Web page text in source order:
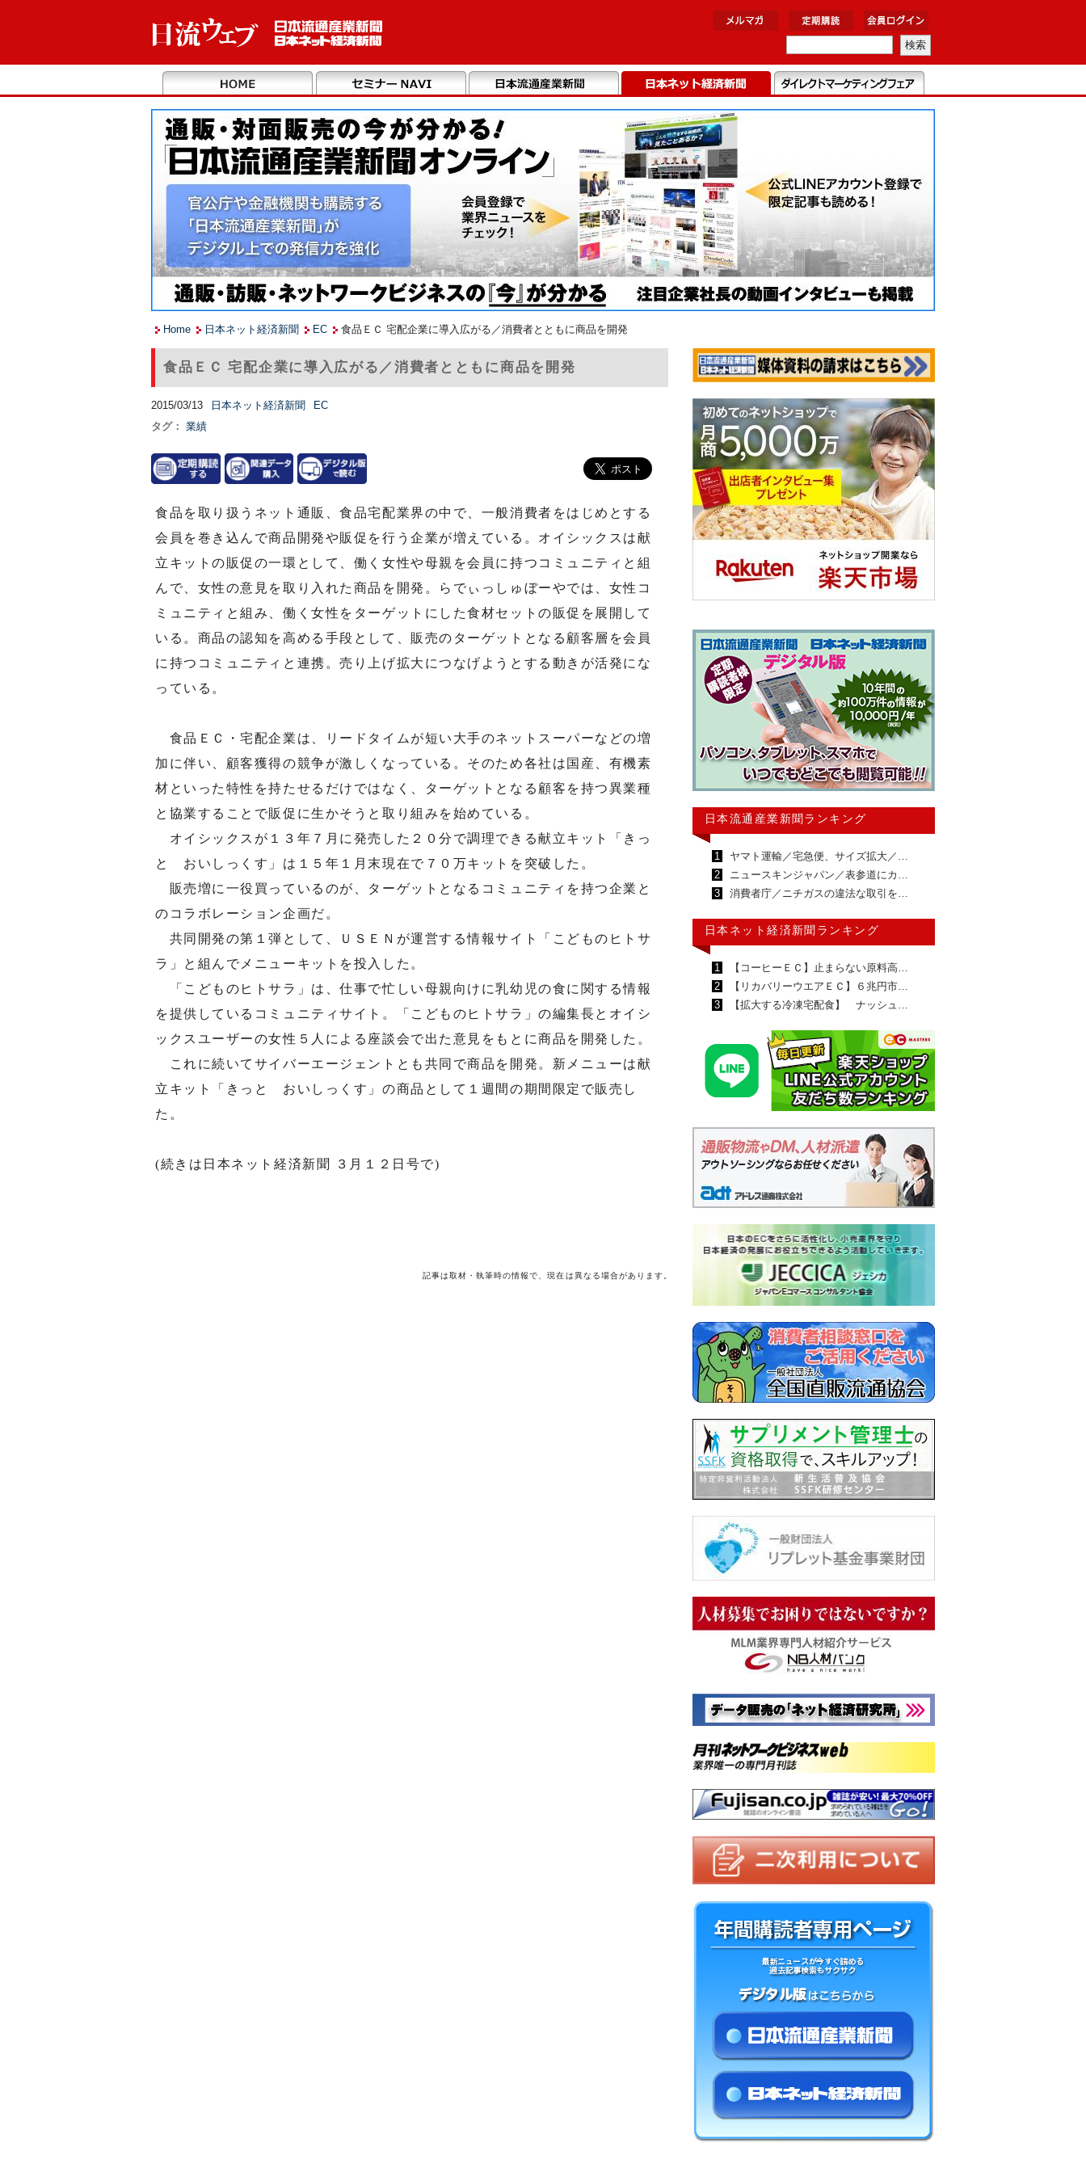
Home 日本ネット経済新聞 EC 食品ＥＣ 宅配企業に導入広がる／消費者とともに商品を開発
食品ＥＣ 宅配企業に導入広がる／消費者とともに商品を開発
2015/03/13 日本ネット経済新聞
EC
タグ： 業績
食品を取り扱うネット通販、食品宅配業界の中で、一般消費者をはじめとする
会員を巻き込んで商品開発や販促を行う企業が増えている。オイシックスは献
立キットの販促の一環として、働く女性や母親を会員に持つコミュニティと組
んで、女性の意見を取り入れた商品を開発。らでぃっしゅぼーやでは、女性コ
ミュニティと組み、働く女性をターゲットにした食材セットの販促を展開して
いる。商品の認知を高める手段として、販売のターゲットとなる顧客層を会員
に持つコミュニティと連携。売り上げ拡大につなげようとする動きが活発にな
っている。
食品ＥＣ・宅配企業は、リードタイムが短い大手のネットスーパーなどの増
加に伴い、顧客獲得の競争が激しくなっている。そのため各社は国産、有機素
材といった特性を持たせるだけではなく、ターゲットとなる顧客を持つ異業種
と協業することで販促に生かそうと取り組みを始めている。
オイシックスが１３年７月に発売した２０分で調理できる献立キット「きっ
と おいしっくす」は１５年１月末現在で７０万キットを突破した。
販売増に一役買っているのが、ターゲットとなるコミュニティを持つ企業と
のコラボレーション企画だ。
共同開発の第１弾として、ＵＳＥＮが運営する情報サイト「こどものヒトサ
ラ」と組んでメニューキットを投入した。
「こどものヒトサラ」は、仕事で忙しい母親向けに乳幼児の食に関する情報
を提供しているコミュニティサイト。「こどものヒトサラ」の編集長とオイシ
ックスユーザーの女性５人による座談会で出た意見をもとに商品を開発した。
これに続いてサイバーエージェントとも共同で商品を開発。新メニューは献
立キット「きっと おいしっくす」の商品として１週間の期間限定で販売し
た。
(続きは日本ネット経済新聞 ３月１２日号で)
記事は取材・執筆時の情報で、現在は異なる場合があります。
日本流通産業新聞ランキング
1
ヤマト運輸／宅急便、サイズ拡大／…
2
ニュースキンジャパン／表参道にカ…
3
消費者庁／ニチガスの違法な取引を…
日本ネット経済新聞ランキング
1
【コーヒーＥＣ】止まらない原料高…
2
【リカバリーウエアＥＣ】６兆円市…
3
【拡大する冷凍宅配食】 ナッシュ…